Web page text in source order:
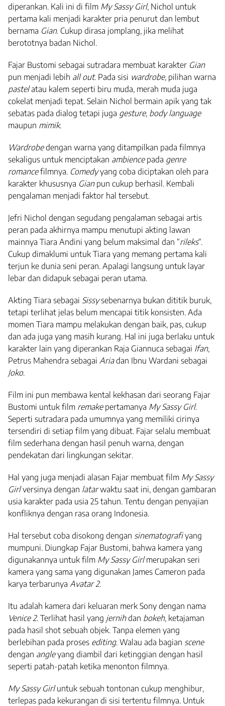
diperankan. Kali ini di film My Sassy Girl, Nichol untuk
pertama kali menjadi karakter pria penurut dan lembut
bernama Gian. Cukup dirasa jomplang, jika melihat
berototnya badan Nichol.
Fajar Bustomi sebagai sutradara membuat karakter Gian
pun menjadi lebih all out. Pada sisi wardrobe, pilihan warna
pastelatau kalem seperti biru muda, merah muda juga
cokelat menjadi tepat. Selain Nichol bermain apik yang tak
sebatas pada dialog tetapi juga gesture, body language
maupun mimik.
Wardrobedengan warna yang ditampilkan pada filmnya
sekaligus untuk menciptakan ambiencepada genre
romancefilmnya. Comedyyang coba diciptakan oleh para
karakter khususnya Gianpun cukup berhasil. Kembali
pengalaman menjadi faktor hal tersebut.
Jefri Nichol dengan segudang pengalaman sebagai artis
peran pada akhirnya mampu menutupi akting lawan
mainnya Tiara Andini yang belum maksimal dan “rileks“.
Cukup dimaklumi untuk Tiara yang memang pertama kali
terjun ke dunia seni peran. Apalagi langsung untuk layar
lebar dan didapuk sebagai peran utama.
Akting Tiara sebagai Sissysebenarnya bukan dititik buruk,
tetapi terlihat jelas belum mencapai titik konsisten. Ada
momen Tiara mampu melakukan dengan baik, pas, cukup
dan ada juga yang masih kurang. Hal ini juga berlaku untuk
karakter lain yang diperankan Raja Giannuca sebagai Ifan,
Petrus Mahendra sebagai Ariadan Ibnu Wardani sebagai
Joko.
Film ini pun membawa kental kekhasan dari seorang Fajar
Bustomi untuk film remakepertamanya My Sassy Girl.
Seperti sutradara pada umumnya yang memiliki cirinya
tersendiri di setiap film yang dibuat. Fajar selalu membuat
film sederhana dengan hasil penuh warna, dengan
pendekatan dari lingkungan sekitar.
Hal yang juga menjadi alasan Fajar membuat film My Sassy
Girlversinya dengan latarwaktu saat ini, dengan gambaran
usia karakter pada usia 25 tahun. Tentu dengan penyajian
konfliknya dengan rasa orang Indonesia.
Hal tersebut coba disokong dengan sinematografiyang
mumpuni. Diungkap Fajar Bustomi, bahwa kamera yang
digunakannya untuk film My Sassy Girlmerupakan seri
kamera yang sama yang digunakan James Cameron pada
karya terbarunya Avatar 2.
Itu adalah kamera dari keluaran merk Sony dengan nama
Venice 2. Terlihat hasil yang jernihdan bokeh, ketajaman
pada hasil shot sebuah objek. Tanpa elemen yang
berlebihan pada proses editing. Walau ada bagian scene
dengan angleyang diambil dari ketinggian dengan hasil
seperti patah-patah ketika menonton filmnya.
My Sassy Girluntuk sebuah tontonan cukup menghibur,
terlepas pada kekurangan di sisi tertentu filmnya. Untuk